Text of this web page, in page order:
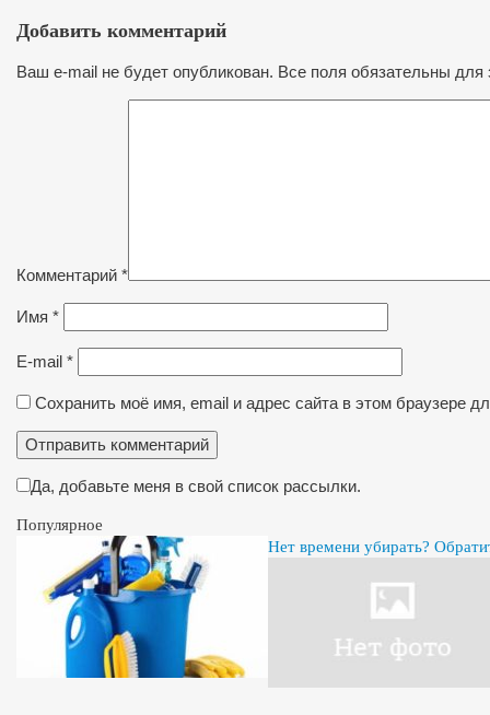
Добавить комментарий
Ваш e-mail не будет опубликован. Все поля обязательны для
Комментарий *
Имя *
E-mail *
Сохранить моё имя, email и адрес сайта в этом браузере
Да, добавьте меня в свой список рассылки.
Популярное
Нет времени убирать?